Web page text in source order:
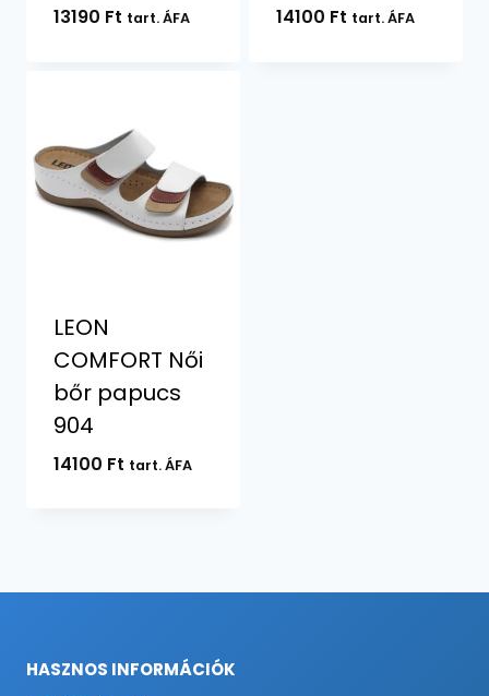
13190 Ft tart. ÁFA 14100 Ft tart. ÁFA
LEON
COMFORT Női
bőr papucs
904
14100 Ft tart. ÁFA
HASZNOS INFORMÁCIÓK